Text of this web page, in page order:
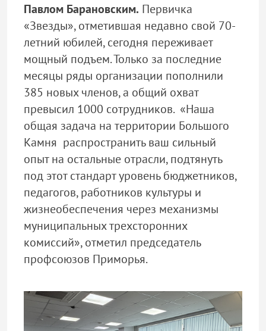
Павлом Барановским. Первичка
«Звезды», отметившая недавно свой 70-
летний юбилей, сегодня переживает
мощный подъем. Только за последние
месяцы ряды организации пополнили
385 новых членов, а общий охват
превысил 1000 сотрудников. «Наша
общая задача на территории Большого
Камня распространить ваш сильный
опыт на остальные отрасли, подтянуть
под этот стандарт уровень бюджетников,
педагогов, работников культуры и
жизнеобеспечения через механизмы
муниципальных трехсторонних
комиссий», отметил председатель
профсоюзов Приморья.